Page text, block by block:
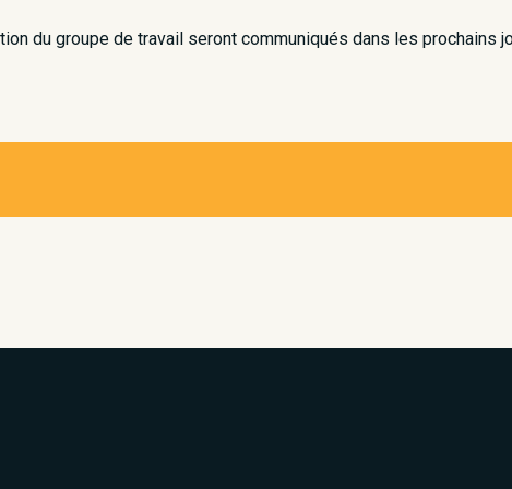
du groupe de travail seront communiqués dans les prochains